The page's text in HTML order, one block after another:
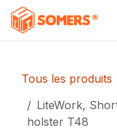
Se rendre au contenu
Tous les produits
LiteWork,
holster T48